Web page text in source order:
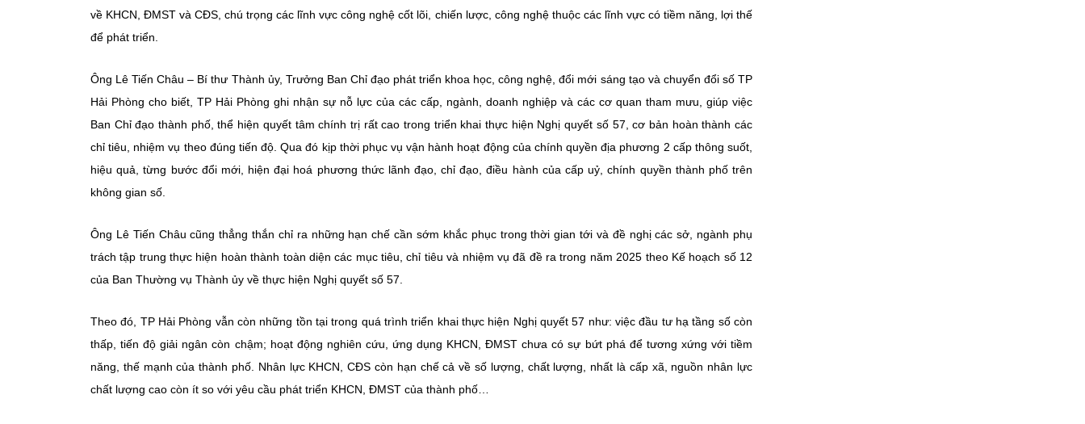
về KHCN, ĐMST và CĐS, chú trọng các lĩnh vực công nghệ cốt lõi, chiến lược, công nghệ thuộc các lĩnh vực có tiềm năng, lợi thế
để phát triển.
Ông Lê Tiến Châu – Bí thư Thành ủy, Trưởng Ban Chỉ đạo phát triển khoa học, công nghệ, đổi mới sáng tạo và chuyển đổi số TP
Hải Phòng cho biết, TP Hải Phòng ghi nhận sự nỗ lực của các cấp, ngành, doanh nghiệp và các cơ quan tham mưu, giúp việc
Ban Chỉ đạo thành phố, thể hiện quyết tâm chính trị rất cao trong triển khai thực hiện Nghị quyết số 57, cơ bản hoàn thành các
chỉ tiêu, nhiệm vụ theo đúng tiến độ. Qua đó kịp thời phục vụ vận hành hoạt động của chính quyền địa phương 2 cấp thông suốt,
hiệu quả, từng bước đổi mới, hiện đại hoá phương thức lãnh đạo, chỉ đạo, điều hành của cấp uỷ, chính quyền thành phố trên
không gian số.
Ông Lê Tiến Châu cũng thẳng thắn chỉ ra những hạn chế cần sớm khắc phục trong thời gian tới và đề nghị các sở, ngành phụ
trách tập trung thực hiện hoàn thành toàn diện các mục tiêu, chỉ tiêu và nhiệm vụ đã đề ra trong năm 2025 theo Kế hoạch số 12
của Ban Thường vụ Thành ủy về thực hiện Nghị quyết số 57.
Theo đó, TP Hải Phòng vẫn còn những tồn tại trong quá trình triển khai thực hiện Nghị quyết 57 như: việc đầu tư hạ tầng số còn
thấp, tiến độ giải ngân còn chậm; hoạt động nghiên cứu, ứng dụng KHCN, ĐMST chưa có sự bứt phá để tương xứng với tiềm
năng, thế mạnh của thành phố. Nhân lực KHCN, CĐS còn hạn chế cả về số lượng, chất lượng, nhất là cấp xã, nguồn nhân lực
chất lượng cao còn ít so với yêu cầu phát triển KHCN, ĐMST của thành phố…